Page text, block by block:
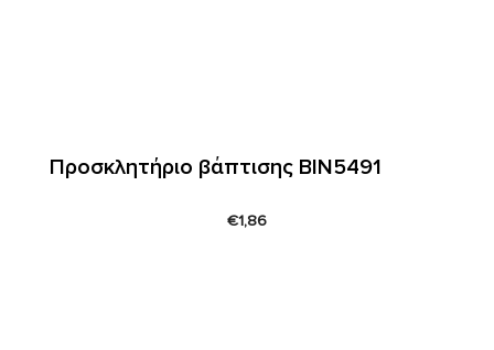
Προσκλητήριο βάπτισης ΒΙΝ5491
€1,86